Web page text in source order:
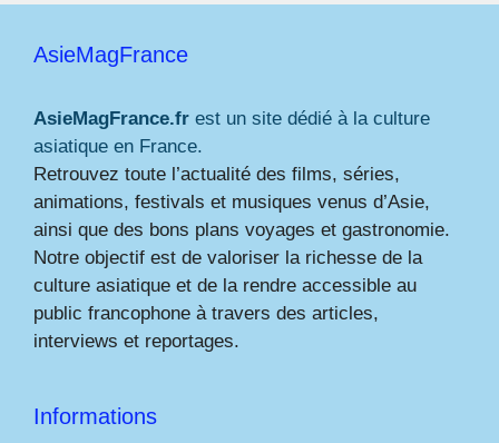
AsieMagFrance
AsieMagFrance.fr est un site dédié à la culture
asiatique en France.
Retrouvez toute l’actualité des films, séries,
animations, festivals et musiques venus d’Asie,
ainsi que des bons plans voyages et gastronomie.
Notre objectif est de valoriser la richesse de la
culture asiatique et de la rendre accessible au
public francophone à travers des articles,
interviews et reportages.
Informations